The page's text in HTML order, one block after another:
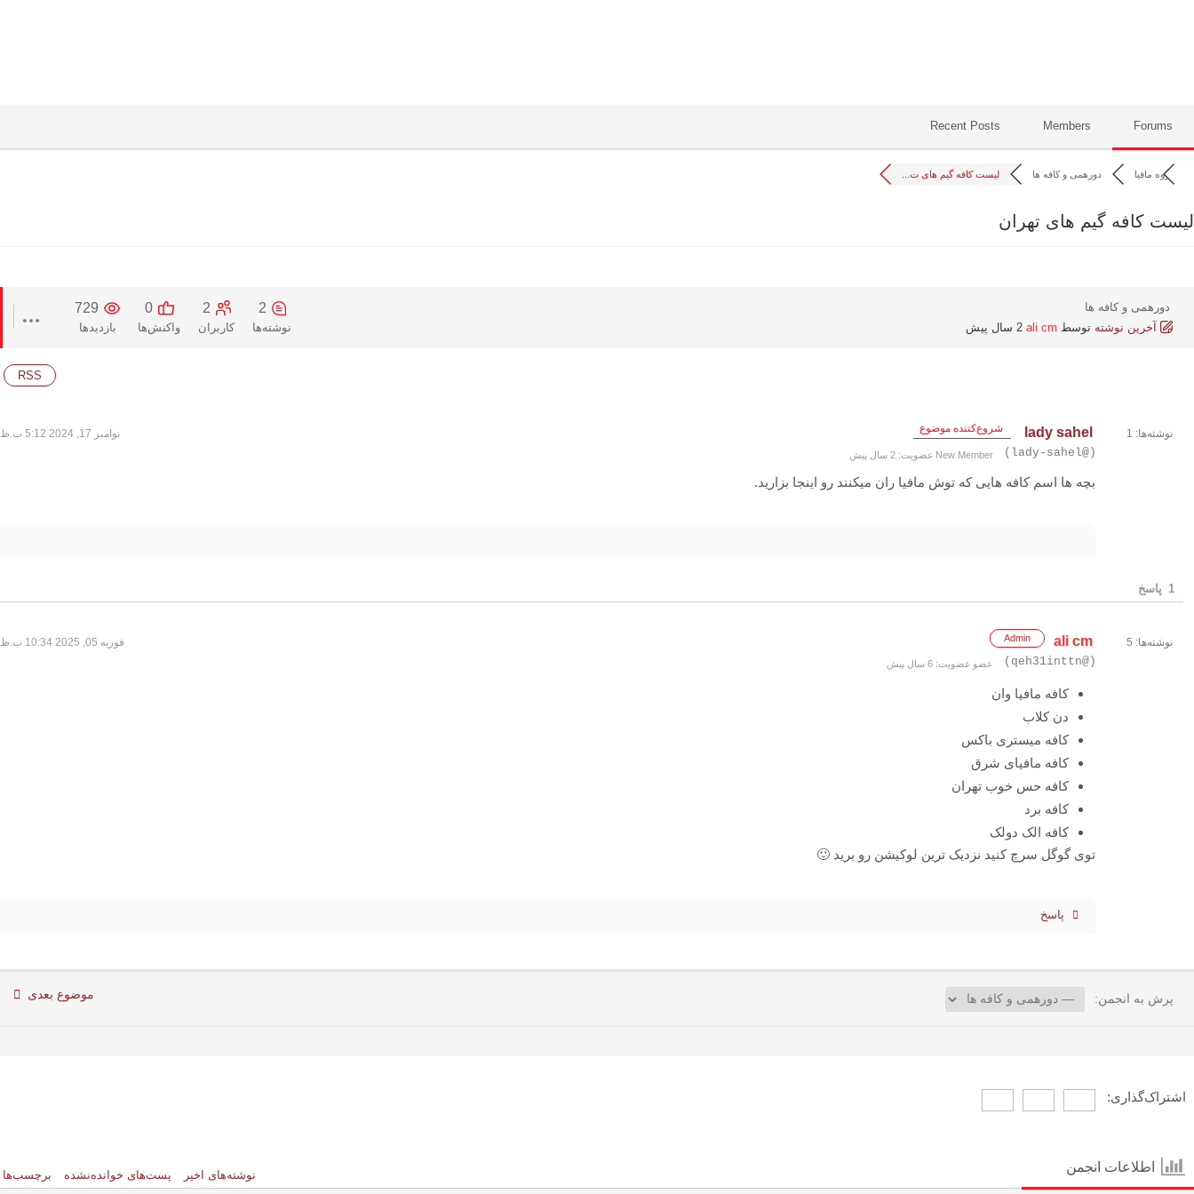
Forums
Members
Recent Posts
گروه مافیا دورهمی و کافه ها لیست کافه گیم های ت...
لیست کافه گیم های تهران
دورهمی و کافه ها
آخرین نوشته توسط ali cm 2 سال پیش
2
نوشته‌ها
2
کاربران
0
واکنش‌ها
729
بازدیدها
RSS
نوشته‌ها: 1 lady sahel شروع‌کننده موضوع نوامبر 17, 2024 5:12 ب.ظ
(@lady-sahel)
New Member عضویت: 2 سال پیش
بچه ها اسم کافه هایی که توش مافیا ران میکنند رو اینجا بزارید.
1 پاسخ
نوشته‌ها: 5 ali cm
Admin فوریه 05, 2025 10:34 ب.ظ
(@qeh31inttn) عضو عضویت: 6 سال پیش
کافه مافیا وان
دن کلاب
کافه میستری باکس
کافه مافیای شرق
کافه حس خوب تهران
کافه برد
کافه الک دولک
توی گوگل سرچ کنید نزدیک ترین لوکیشن رو برید 🙂
پاسخ
پرش به انجمن: موضوع بعدی
اشتراک‌گذاری:
اطلاعات انجمن
نوشته‌های اخیر پست‌های خوانده‌نشده برچسب‌ها